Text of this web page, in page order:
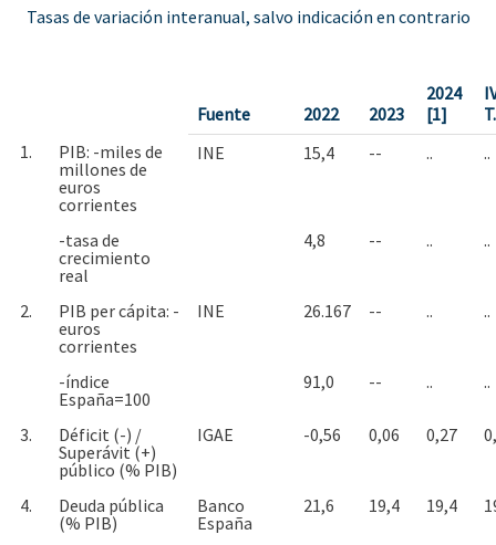
Tasas de variación interanual, salvo indicación en contrario
Fuente 2022 2023
2024
[1]
1.
PIB: -miles de
millones de
euros
corrientes
INE 15,4 -- .. ..
-tasa de
crecimiento
real
4,8 -- .. ..
2.
PIB per cápita: -
euros
corrientes
INE 26.167 -- .. ..
-índice
España=100
91,0 -- .. ..
3.
Déficit (-) /
Superávit (+)
público (% PIB)
IGAE -0,56 0,06 0,27
4.
Deuda pública
(% PIB)
Banco
España
21,6 19,4 19,4